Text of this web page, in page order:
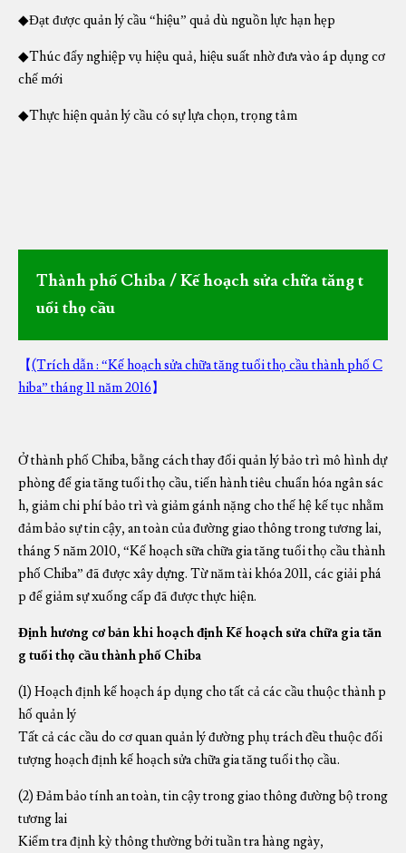
◆Đạt được quản lý cầu “hiệu” quả dù nguồn lực hạn hẹp
◆Thúc đẩy nghiệp vụ hiệu quả, hiệu suất nhờ đưa vào áp dụng cơ
chế mới
◆Thực hiện quản lý cầu có sự lựa chọn, trọng tâm
Thành phố Chiba / Kế hoạch sửa chữa tăng t
uổi thọ cầu
【(Trích dẫn : “Kế hoạch sửa chữa tăng tuổi thọ cầu thành phố C
hiba” tháng 11 năm 2016】
Ở thành phố Chiba, bằng cách thay đổi quản lý bảo trì mô hình dự
phòng để gia tăng tuổi thọ cầu, tiến hành tiêu chuẩn hóa ngân sác
h, giảm chi phí bảo trì và giảm gánh nặng cho thế hệ kế tục nhằm
đảm bảo sự tin cậy, an toàn của đường giao thông trong tương lai,
tháng 5 năm 2010, “Kế hoạch sữa chữa gia tăng tuổi thọ cầu thành
phố Chiba” đã được xây dựng. Từ năm tài khóa 2011, các giải phá
p để giảm sự xuống cấp đã được thực hiện.
Định hương cơ bản khi hoạch định Kế hoạch sửa chữa gia tăn
g tuổi thọ cầu thành phố Chiba
(1) Hoạch định kế hoạch áp dụng cho tất cả các cầu thuộc thành p
hố quản lý
Tất cả các cầu do cơ quan quản lý đường phụ trách đều thuộc đối
tượng hoạch định kế hoạch sửa chữa gia tăng tuổi thọ cầu.
(2) Đảm bảo tính an toàn, tin cậy trong giao thông đường bộ trong
tương lai
Kiểm tra định kỳ thông thường bởi tuần tra hàng ngày,